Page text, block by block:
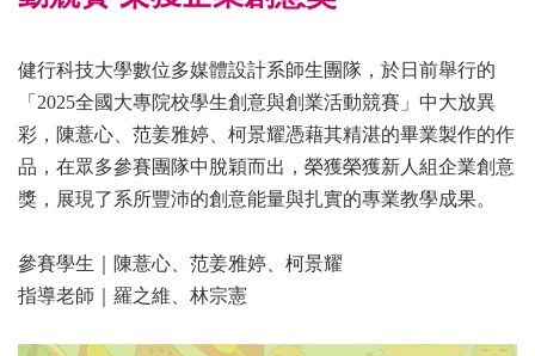
健行科技大學數位多媒體設計系師生團隊，於日前舉行的
「2025全國大專院校學生創意與創業活動競賽」中大放異
彩，陳薏心、范姜雅婷、柯景耀憑藉其精湛的畢業製作的作
品，在眾多參賽團隊中脫穎而出，榮獲榮獲新人組企業創意
獎，展現了系所豐沛的創意能量與扎實的專業教學成果。
參賽學生｜陳薏心、范姜雅婷、柯景耀
指導老師｜羅之維、林宗憲